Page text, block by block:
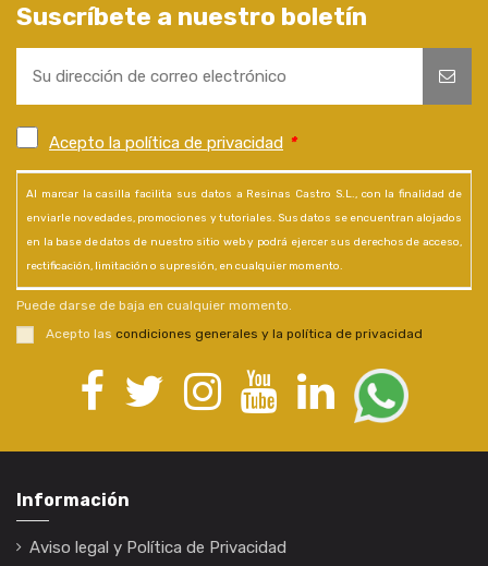
Suscríbete a nuestro boletín
Acepto la política de privacidad *
Al marcar la casilla facilita sus datos a Resinas Castro S.L., con la finalidad de
enviarle novedades, promociones y tutoriales. Sus datos se encuentran alojados
en la base de datos de nuestro sitio web y podrá ejercer sus derechos de acceso,
rectificación, limitación o supresión, en cualquier momento.
Puede darse de baja en cualquier momento.
Acepto las condiciones generales y la política de privacidad
Información
Aviso legal y Política de Privacidad